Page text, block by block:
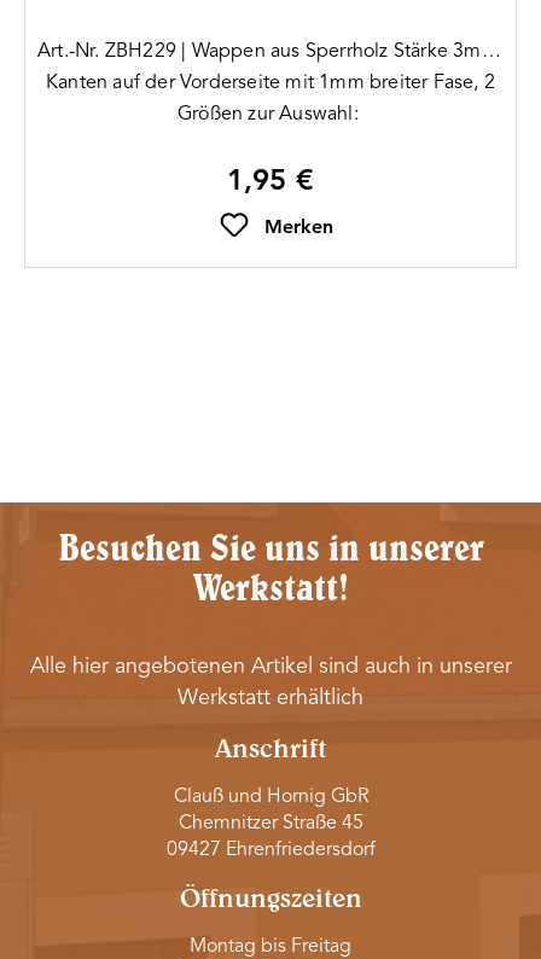
Art.-Nr. ZBH229 | Wappen aus Sperrholz Stärke 3mm,
Kanten auf der Vorderseite mit 1mm breiter Fase, 2
Größen zur Auswahl:
Regulärer Preis:
1,95 €
Merken
Besuchen Sie uns in unserer
Werkstatt!
Alle hier angebotenen Artikel sind auch in unserer
Werkstatt erhältlich
Anschrift
Clauß und Hornig GbR
Chemnitzer Straße 45
09427 Ehrenfriedersdorf
Öffnungszeiten
Montag bis Freitag